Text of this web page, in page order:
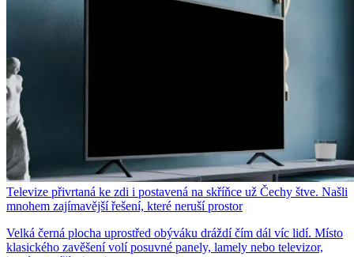
Televize přivrtaná ke zdi i postavená na skříňce už Čechy štve. Našli
mnohem zajímavější řešení, které neruší prostor
Velká černá plocha uprostřed obýváku dráždí čím dál víc lidí. Místo
klasického zavěšení volí posuvné panely, lamely nebo televizor,